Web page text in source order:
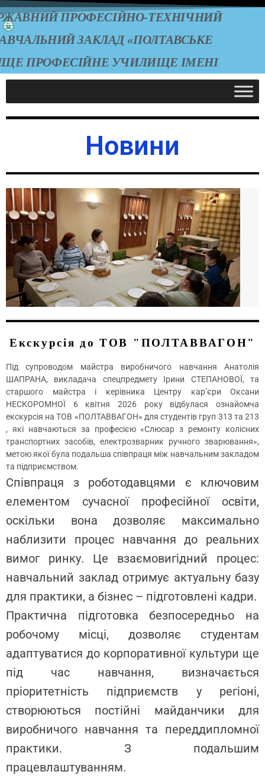
ПРОФЕСІЙНО-ТЕХНІЧНИЙ
ЗАКЛАД «ПОЛТАВСЬКЕ
ПРОФЕСІЙНЕ УЧИЛИЩЕ ІМЕНІ
Новини
Екскурсія до ТОВ "ПОЛТАВВАГОН"
Під супроводом майстра виробничого навчання Анатолія
ШАПРАНА, викладача спецпредмету Ірини СТЕПАНОВОЇ, та
старшого майстра і керівника Центру кар’єри Оксани
НЕСКОРОМНОЇ 6 квітня 2026 року відбулася ознайомча
екскурсія на ТОВ «ПОЛТАВВАГОН» для студентів груп 313 та 213
, які навчаються за професією «Слюсар з ремонту колісних
транспортних засобів, електрозварник ручного зварювання»,
метою якої була подальша співпраця між навчальним закладом
та підприємством.
Співпраця з роботодавцями є ключовим
елементом сучасної професійної освіти,
оскільки вона дозволяє максимально
наблизити процес навчання до реальних
вимог ринку. Це взаємовигідний процес:
навчальний заклад отримує актуальну базу
для практики, а бізнес – підготовлені кадри.
Практична підготовка безпосередньо на
робочому місці, дозволяє студентам
адаптуватися до корпоративної культури ще
під час навчання, визначається
пріоритетність підприємств у регіоні,
створюються постійні майданчики для
виробничого навчання та переддипломної
практики. З подальшим
працевлаштуванням.